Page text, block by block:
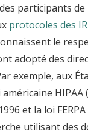
participants
protocoles des
le
adopté des
exemple, aux
et la loi
utilisant des